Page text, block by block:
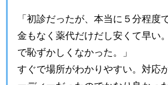
「初診だったが、本当に５分程度
金もなく薬代だけだし安くて早い
で恥ずかしくなかった。」
すぐで場所がわかりやすい。対応